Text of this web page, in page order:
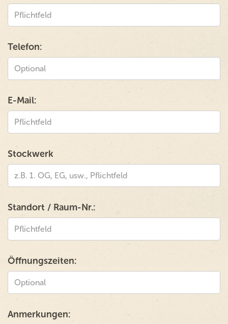
Telefon:
E-Mail:
Stockwerk
Standort / Raum-Nr.:
Öffnungszeiten:
Anmerkungen: